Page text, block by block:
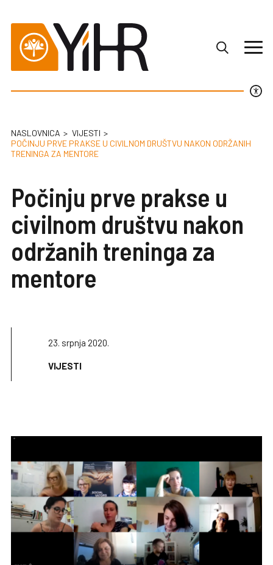
NASLOVNICA
VIJESTI
POČINJU PRVE PRAKSE U CIVILNOM DRUŠTVU NAKON ODRŽANIH
TRENINGA ZA MENTORE
23. srpnja 2020.
VIJESTI
Počinju prve prakse u
civilnom društvu nakon
održanih treninga za
mentore